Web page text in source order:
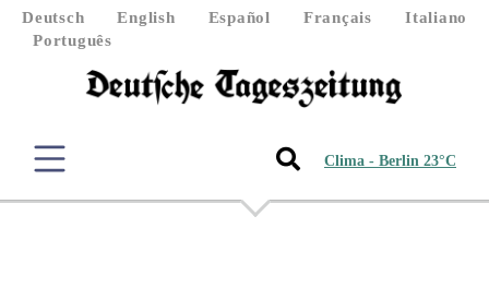
Deutsch English Español Français
Italiano
Português
Clima - Berlin 23°C